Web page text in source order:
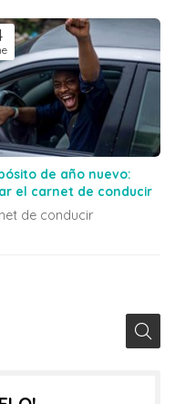
de año nuevo:
el carnet de conducir
de conducir